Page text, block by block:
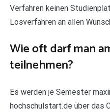
Verfahren keinen
Losverfahren an allen
Wie oft darf man
teilnehmen?
Es werden je Semester
hochschulstart.de über das